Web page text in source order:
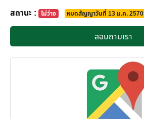
สถานะ : ไม่ว่าง หมดสัญญาวันที่ 13 ม.ค. 2570
สอบถามเรา